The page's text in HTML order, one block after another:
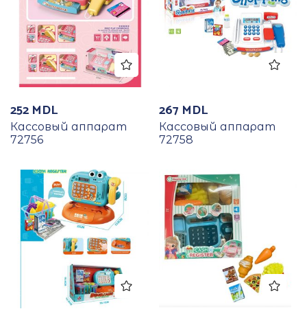
252 MDL
Кассовый аппарат
72756
267 MDL
Кассовый аппарат
72758